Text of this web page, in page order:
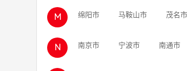
M 绵阳市 马鞍山市 茂名市
N 南京市 宁波市 南通市